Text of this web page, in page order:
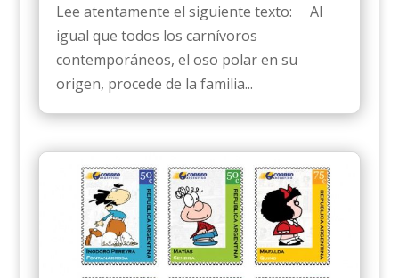
Lee atentamente el siguiente texto: Al
igual que todos los carnívoros
contemporáneos, el oso polar en su
origen, procede de la familia...